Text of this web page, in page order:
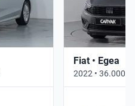
Fiat • Egea
2022 • 36.000